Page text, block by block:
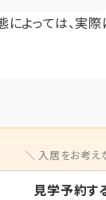
よっては、実
入居をお考え
見学予約す